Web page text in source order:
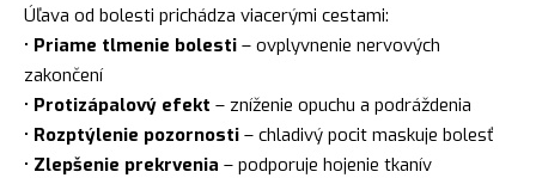
Úľava od bolesti prichádza viacerými cestami:
• Priame tlmenie bolesti – ovplyvnenie nervových
zakončení
• Protizápalový efekt – zníženie opuchu a podráždenia
• Rozptýlenie pozornosti – chladivý pocit maskuje bolesť
• Zlepšenie prekrvenia – podporuje hojenie tkanív